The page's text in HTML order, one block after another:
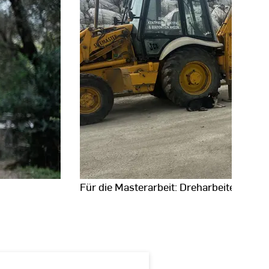
Für die Masterarbeit: Dreharbeiten in